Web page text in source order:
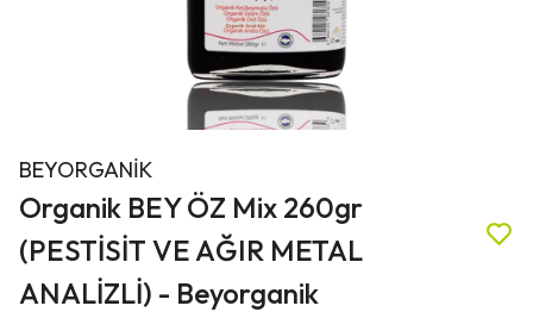
BEYORGANİK
Organik BEY ÖZ Mix 260gr
(PESTİSİT VE AĞIR METAL
ANALİZLİ) - Beyorganik